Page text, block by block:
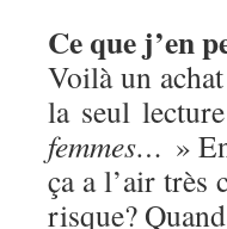
Ce que j’en
Voilà un
la seul
femmes… »
ça a l’air très
risque?